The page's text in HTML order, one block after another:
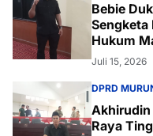
Bebie
Sengketa
Hukum
Juli 15, 2026
DPRD
Akhirudin
Raya